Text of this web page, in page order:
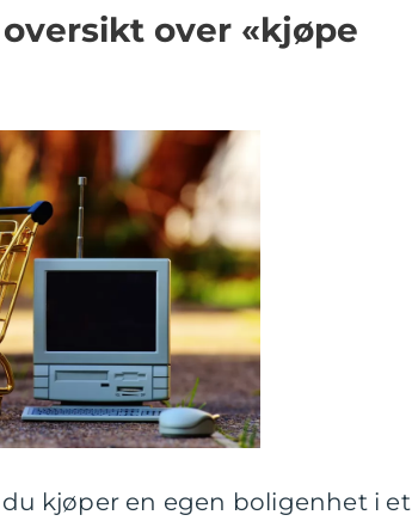
over «kjøpe
kjøper en egen boligenhet i et